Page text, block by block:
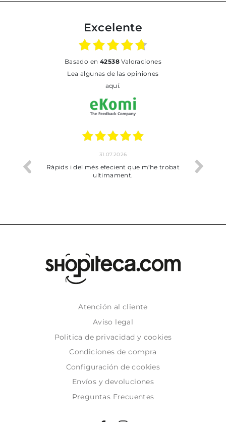
Excelente
basado en 42538Valoraciones
Lea algunas de las opiniones
aquí.
Ràpids i del més efecient que m'he trobat
ultimament.
Bien pero soy
dejado
Atención al cliente
Aviso legal
Politica de privacidad y cookies
Condiciones de compra
Configuración de cookies
Envíos y devoluciones
Preguntas Frecuentes